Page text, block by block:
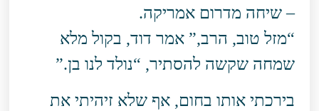
– שיחה מדרום אמריקה.
“מזל טוב, הרב,” אמר דוד, בקול מלא
שמחה שקשה להסתיר, “נולד לנו בן.”
בירכתי אותו בחום, אף שלא זיהיתי את